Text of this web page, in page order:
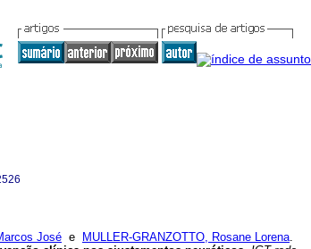
José e MULLER-GRANZOTTO, Rosane Lorena.